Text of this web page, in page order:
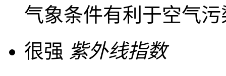
气象条件有利于空气
很强 紫外线指数